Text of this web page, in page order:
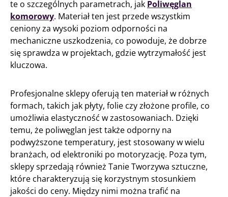
te o szczególnych parametrach, jak Poliwęglan
komorowy. Materiał ten jest przede wszystkim
ceniony za wysoki poziom odporności na
mechaniczne uszkodzenia, co powoduje, że dobrze
się sprawdza w projektach, gdzie wytrzymałość jest
kluczowa.
Profesjonalne sklepy oferują ten materiał w różnych
formach, takich jak płyty, folie czy złożone profile, co
umożliwia elastyczność w zastosowaniach. Dzięki
temu, że poliwęglan jest także odporny na
podwyższone temperatury, jest stosowany w wielu
branżach, od elektroniki po motoryzację. Poza tym,
sklepy sprzedają również Tanie Tworzywa sztuczne,
które charakteryzują się korzystnym stosunkiem
jakości do ceny. Między nimi można trafić na